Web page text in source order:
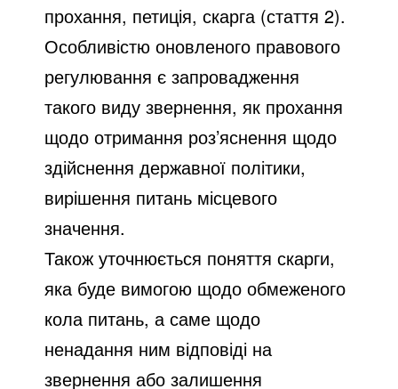
прохання, петиція, скарга (стаття 2).
Особливістю оновленого правового
регулювання є запровадження
такого виду звернення, як прохання
щодо отримання роз’яснення щодо
здійснення державної політики,
вирішення питань місцевого
значення.
Також уточнюється поняття скарги,
яка буде вимогою щодо обмеженого
кола питань, а саме щодо
ненадання ним відповіді на
звернення або залишення